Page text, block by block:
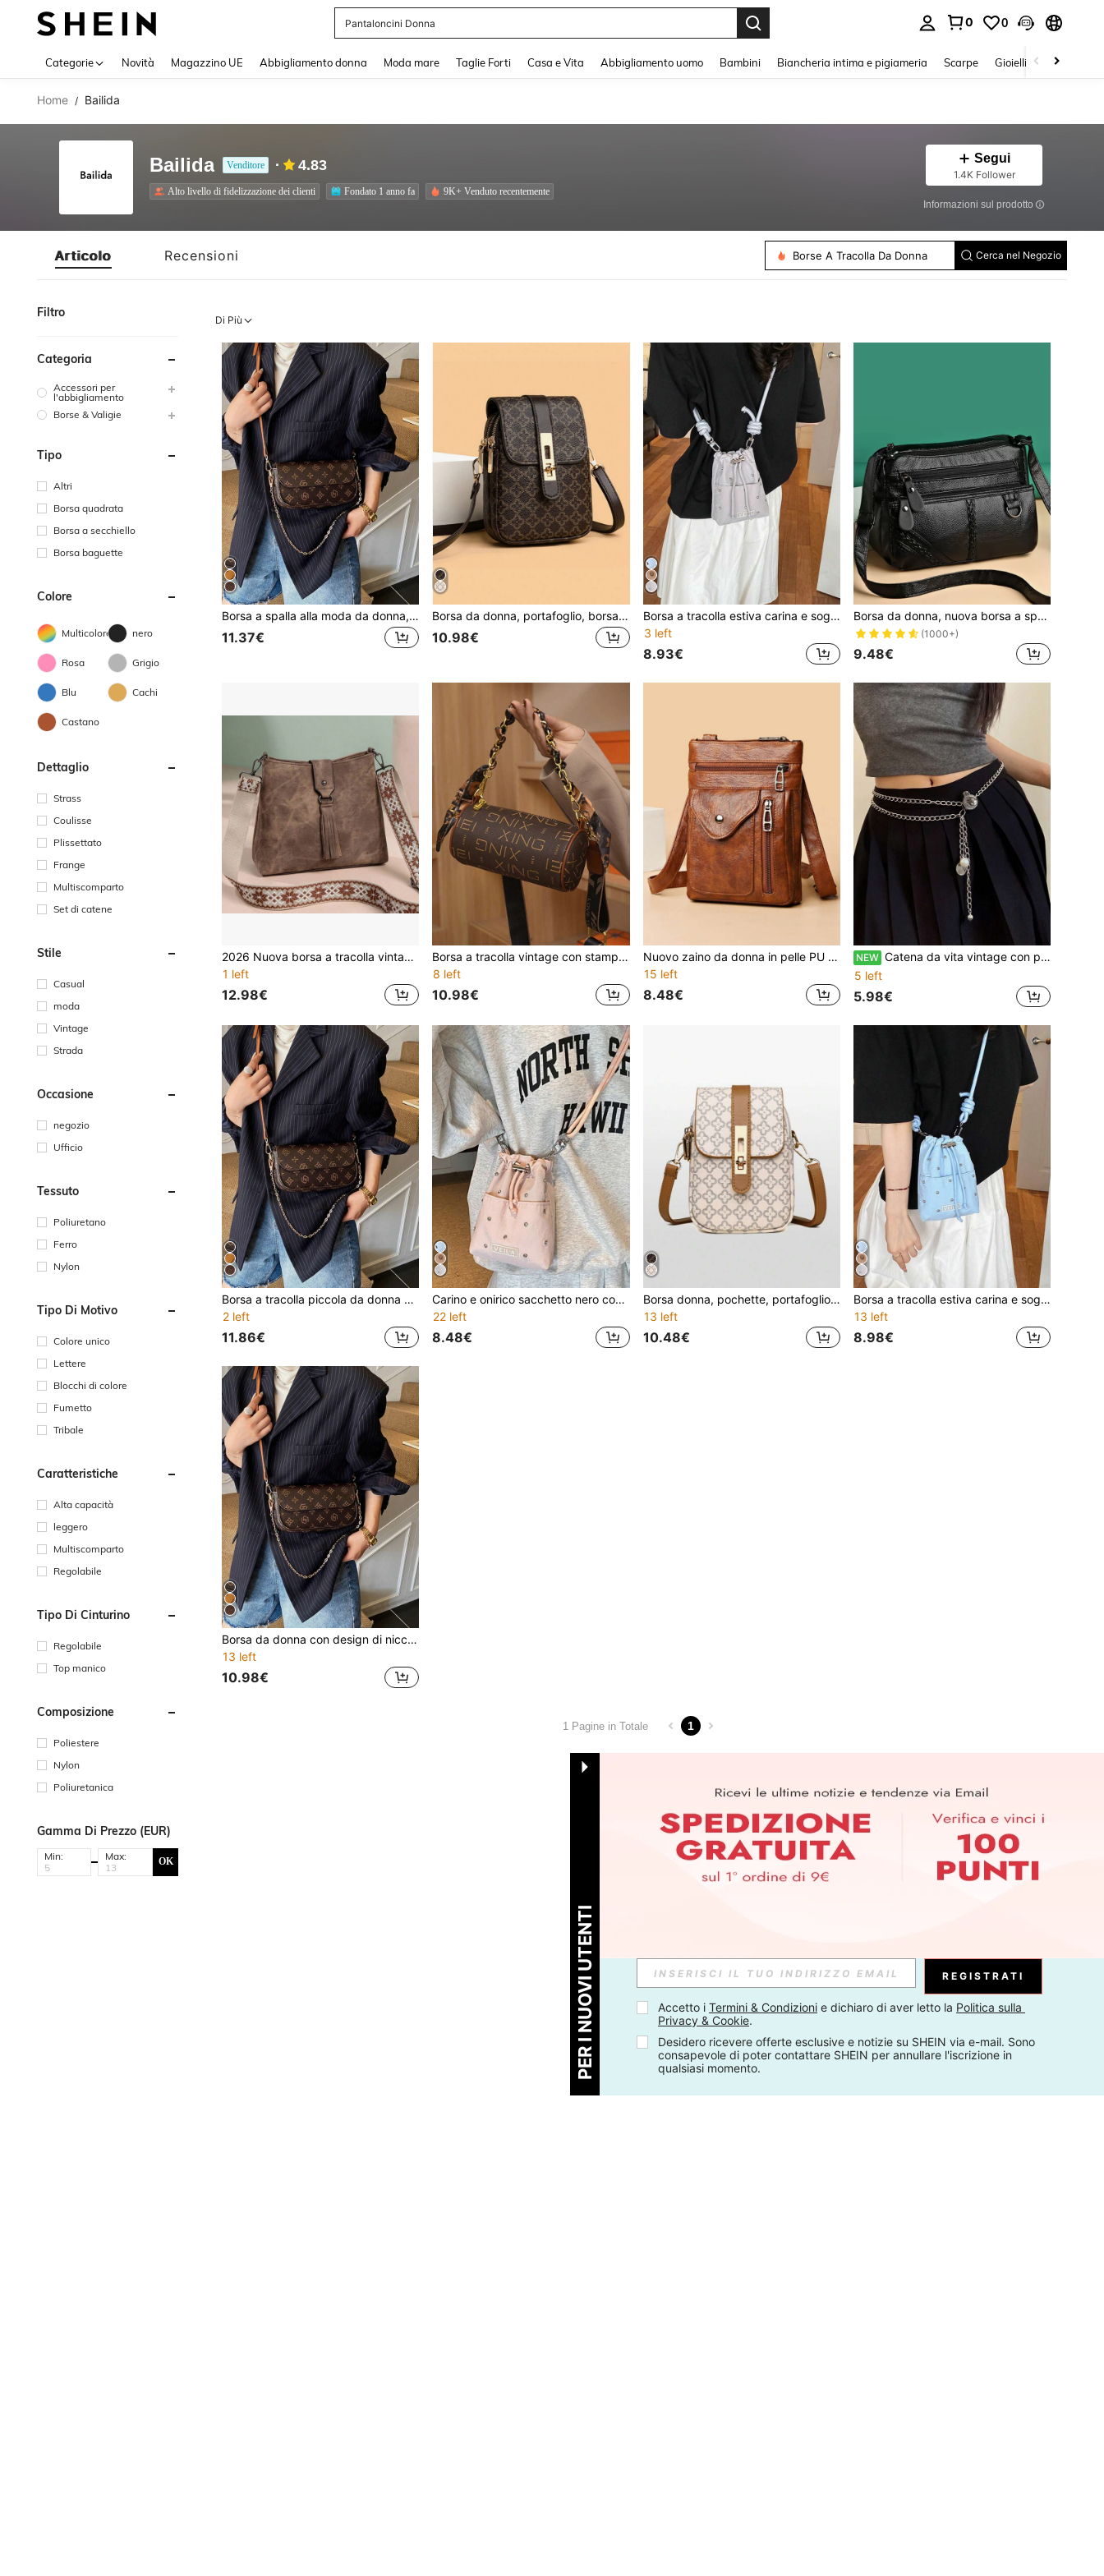
Squishy
0 0
Categorie Novità Magazzino UE Abbigliamento donna Moda mare Taglie Forti Casa e Vita Abbigliamento uomo Bambini Biancheria intima e pigiameria Scarpe Gioielli E Accessori
Home / Bailida
Bailida Venditore 4.83
Alto livello di fidelizzazione dei clienti Fondato 1 anno fa 9K+ Venduto recentemente
Segui
1.4K Follower
Informazioni sul prodotto
Articolo Recensioni Borse A Tracolla Da Donna Cerca nel Negozio
Filtro
Categoria
Accessori per
l'abbigliamento
Borse & Valigie
Tipo
Altri
Borsa quadrata
Borsa a secchiello
Borsa baguette
Colore
Multicolore nero
Rosa Grigio
Blu Cachi
Castano
Dettaglio
Strass
Coulisse
Plissettato
Frange
Multiscomparto
Set di catene
Stile
Casual
moda
Vintage
Strada
Occasione
negozio
Ufficio
Tessuto
Poliuretano
Ferro
Nylon
Tipo Di Motivo
Colore unico
Lettere
Blocchi di colore
Fumetto
Tribale
Caratteristiche
Alta capacità
leggero
Multiscomparto
Regolabile
Tipo Di Cinturino
Regolabile
Top manico
Composizione
Poliestere
Nylon
Poliuretanica
Gamma Di Prezzo (EUR)
Min: Max: OK
Di Più
Borsa a spalla alla moda da donna, borsa a tracolla, borsa piccola, design a lettera, borsa per pendolari, borsa baguette con catena, borsa sotto braccio
11.37€
Borsa da donna, portafoglio, borsa piccola vintage a doppio strato con grande capacità, portamonete, portachiavi, borsa a tracolla di moda con lettere, 2024 versatile e piccola, borsa da donna in pelle, borsa a tracolla elegante casual da donna, stile vintage mediorientale ed europeo, borsa a tracolla da donna di mezza età, portamonete/portaphone da donna, borsa piccola versatile e di moda da donna, borsa casual da donna, borsa in PU, borsa della spesa
10.98€
Borsa a tracolla estiva carina e sognante nera con coulisse, portamonete, borsa sportiva casual per studentessa universitaria e studentessa di scuola media, ragazza, essenziale per viaggi e uscite, borsa da portare con sé
3 left
8.93€
Borsa da donna, nuova borsa a spalla multitasche a doppio strato con grande capacità, stile retrò, decorazione con bottoni, borsa a tracolla versatile e alla moda per signore, in pelle PU
(1000+)
9.48€
2026 Nuova borsa a tracolla vintage con frange per donna, elegante stile europeo di alta qualità, grande capacità, design minimalista a più strati, borsa secchiello vintage di stile, borsa a tracolla versatile e alla moda per uso esterno e lavorativo
1 left
12.98€
Borsa a tracolla vintage con stampa floreale vintage, decorata con catena, ampia capacità, leggera, versatile, a forma di cuscino con stampa, borsa cilindrica con stampa, con ampia tracolla, adatta per viaggi, shopping, appuntamenti, regalo per donne, adatta per ragazze adolescenti, studenti universitari, lavoratori d'ufficio, adatta per ufficio, scuola, lavoro, pendolarismo, attività all'aperto, viaggi, uscite
8 left
10.98€
Nuovo zaino da donna in pelle PU semplice e versatile, borsa a tracolla diagonale con ampia cinghia, borsa casual da motocicletta, borsa a tracolla retrò, borsa da cintura per corsa all'aperto, borsa diagonale stile celebrità, borsa per telefono, zaino unisex alla moda, borsa casual elegante ad alta capacità
15 left
8.48€
NEW Catena da vita vintage con perle per donne, lunghezza regolabile, accessorio versatile per pantaloni e gonne, cintura da vita stile street punk alla moda
5 left
5.98€
Borsa a tracolla piccola da donna di design di nicchia di alta gamma, borsa fashion da pendolare con lettere, borsa baguette con catena da portare sotto il braccio
2 left
11.86€
Carino e onirico sacchetto nero con coulisse per telefono, pochette a tracolla, portamonete, adatto per sport, tempo libero, studenti universitari, ragazze delle medie, essenziale per uscite e viaggi
22 left
8.48€
Borsa donna, pochette, portafoglio, grande capacità, stile retrò, piccola borsa, porta monete/chiavi, borsa a tracolla con motivo a lettere, elegante borsa a spalla casual, portafoglio donna di mezza età, borsa piccola versatile alla moda, borsa a tracolla casual in pelle PU
13 left
10.48€
Borsa a tracolla estiva carina e sognante nera con coulisse, portamonete, borsa sportiva casual per studentessa universitaria e studentessa di scuola media, accessorio essenziale da viaggio per uscite e bagaglio a mano
13 left
8.98€
Borsa da donna con design di nicchia di alta gamma, borsa a tracolla piccola, borsa da pendolare con lettere alla moda, borsa baguette con catena, borsa da portare sotto il braccio
13 left
10.98€
1 Pagine in Totale 1
PER I NUOVI UTENTI REGISTRATI
Accetto i Termini & Condizioni e dichiaro di aver letto la Politica sulla
Privacy & Cookie.
Desidero ricevere offerte esclusive e notizie su SHEIN via e-mail. Sono
consapevole di poter contattare SHEIN per annullare l'iscrizione in
qualsiasi momento.